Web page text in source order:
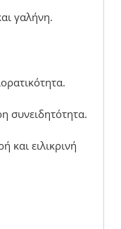
γαλήνη.
συνειδητότητα.
και ειλικρινή